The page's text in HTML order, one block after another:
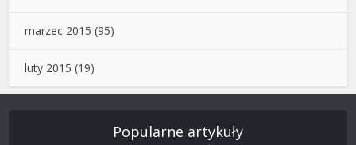
marzec 2015 (95)
luty 2015 (19)
Popularne artykuły